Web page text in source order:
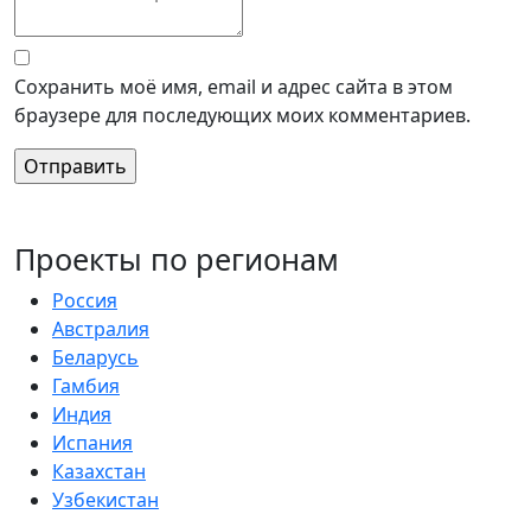
Сохранить моё имя, email и адрес сайта в этом
браузере для последующих моих комментариев.
Проекты по регионам
Россия
Австралия
Беларусь
Гамбия
Индия
Испания
Казахстан
Узбекистан